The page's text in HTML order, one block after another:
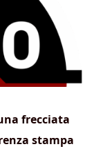
frecciata
stampa